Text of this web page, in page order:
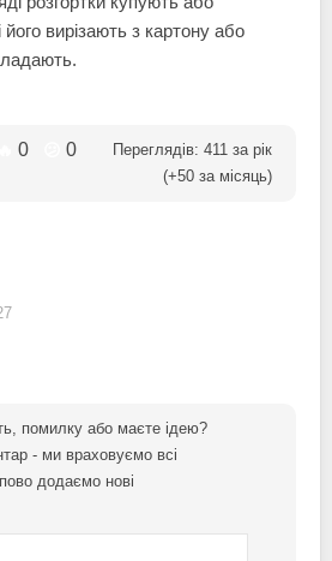
вирізають з картону або
0 0 Переглядів: 411 за рік
(+50 за місяць)
помилку або маєте ідею?
- ми враховуємо всі
додаємо нові